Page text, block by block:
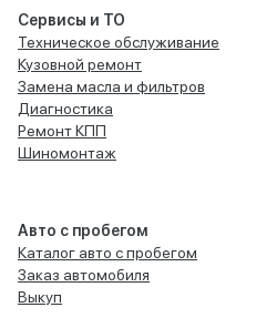
Сервисы и ТО
Техническое обслуживание
Кузовной ремонт
Замена масла и фильтров
Диагностика
Ремонт КПП
Шиномонтаж
Авто с пробегом
Каталог авто с пробегом
Заказ автомобиля
Выкуп